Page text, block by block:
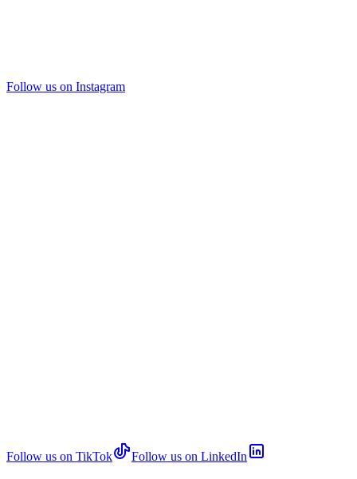
Follow us on Instagram
Follow us on TikTok Follow us on LinkedIn